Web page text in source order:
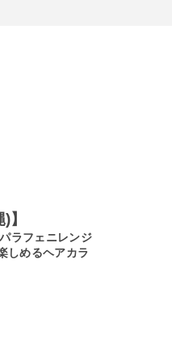
ラフェニレンジ
しめるヘアカラ